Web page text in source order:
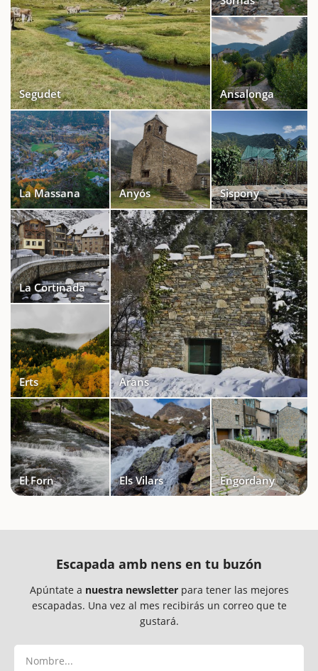
Segudet Ansalonga
La Massana Anyós Sispony
La Cortinada
Erts Arans
El Forn Els Vilars Engordany
Escapada amb nens en tu buzón
Apúntate a nuestra newsletterpara tener las mejores
escapadas. Una vez al mes recibirás un correo que te
gustará.